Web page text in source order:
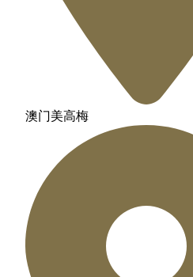
澳门美高梅